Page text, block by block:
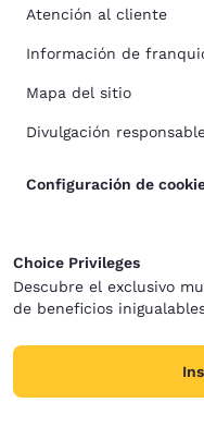
Atención al cliente
Información de
Mapa del sitio
Divulgación
Configuración de
Choice Privileges
Descubre el exclusivo
de beneficios